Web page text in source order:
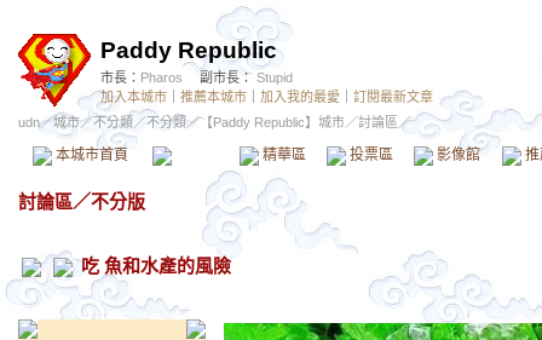
Paddy Republic
市長： Pharos 副市長： Stupid
加入本城市
推薦本城市 加入我的最愛
訂閱最新文章
udn／城市／不分類 ／不分類／【Paddy Republic】城市／討論區／
本城市首頁 精華區 投票區 影像館
討論區／不分版
吃 魚和水產的風險